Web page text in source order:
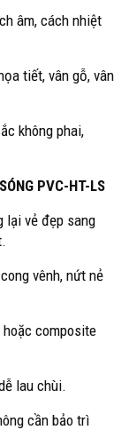
âm, cách nhiệt
tiết, vân gỗ, vân
không phai,
PVC-HT-LS
lại vẻ đẹp sang
vênh, nứt nẻ
hoặc composite
lau chùi.
cần bảo trì